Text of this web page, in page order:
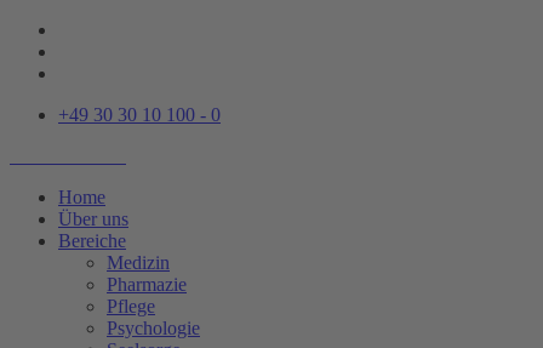
+49 30 30 10 100 - 0
Home
Über uns
Bereiche
Medizin
Pharmazie
Pflege
Psychologie